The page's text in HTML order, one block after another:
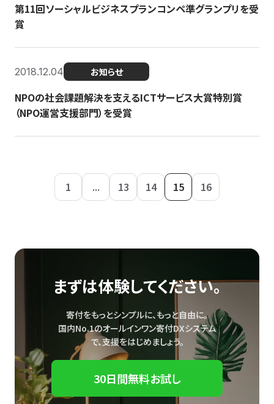
第11回ソーシャルビジネスプランコンペ準グランプリを受
賞
2018.12.04 お知らせ
NPOの社会課題解決を支えるICTサービス大賞特別賞
（NPO運営支援部門）を受賞
1 ... 13 14 15 16
まずは体験してください。
寄付をもっとシンプルに、もっと自由に。
国内No.1のオールインワン寄付DXシステム
で、支援をはじめましょう。
30日間無料お試し